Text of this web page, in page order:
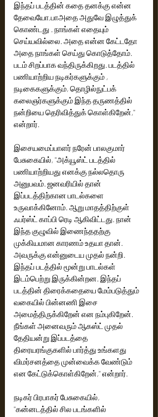
இந்தப் படத்தின் கதை தனக்கு என்ன
தேவையோ,பாஅதை அதுவே இழுத்துக்
கொண்டது . நாங்கள் எதையும்
செய்யவில்லை. அதை என்ன கேட்டதோ
அதை நாங்கள் செய்து கொடுத்தோம்.
படம் சிறப்பாக வந்திருக்கிறது. படத்தில்
பணியாற்றிய நடிகர்களுக்கும் ,
நடிகைகளுக்கும், தொழில்நுட்பக்
கலைஞர்களுக்கும் இந்த தருணத்தில்
நன்றியை தெரிவித்துக் கொள்கிறேன்,''
என்றார்.
இசையமைப்பாளர் நரேன் பாலகுமார்
பேசுகையில், ''அக்யூஸ்ட் படத்தில்
பணியாற்றியது எனக்கு நல்லதொரு
அனுபவம். ஜனவரியில் தான்
இப்படத்திற்கான பாடல்களை
உருவாக்கினோம். ஆறு மாதத்திற்குள்
ஃபர்ஸ்ட் காப்பி ரெடி ஆகிவிட்டது. நான்
இந்த குழுவில் இணைந்ததற்கு
முக்கியமான காரணம் உதயா தான்.
அவருக்கு என்னுடைய முதல் நன்றி.
இந்தப் படத்தில் மூன்று பாடல்கள்
இடம்பெற்று இருக்கின்றன. இந்தப்
படத்தின் திரைக்கதையை மேம்படுத்தும்
வகையில் பின்னணி இசை
அமைத்திருக்கிறேன் என நம்புகிறேன்.
நீங்கள் அனைவரும் ஆகஸ்ட் முதல்
தேதியன்று இப்படத்தை
திரையரங்குகளில் பார்த்து உங்களது
விமர்சனத்தை முன்வைக்க வேண்டும்
என கேட்டுக்கொள்கிறேன்,'' என்றார்.
நடிகர் பிரபாகர் பேசுகையில்,
''கன்னடத்தில் சில படங்களில்